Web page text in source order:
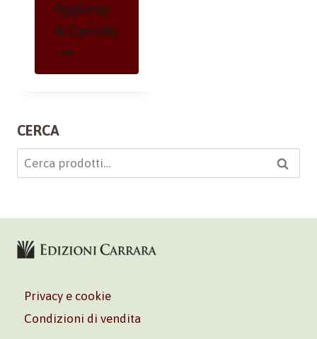
Aggiungi
Al Carrello
CERCA
Cerca: Cerca
Privacy e cookie
Condizioni di vendita